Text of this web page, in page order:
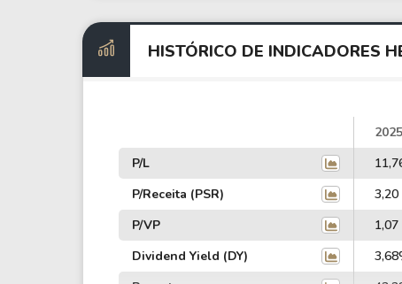
HISTÓRICO DE INDICADORES
2025
P/L
P/Receita (PSR)
3,20
P/VP
1,07
Dividend Yield (DY)